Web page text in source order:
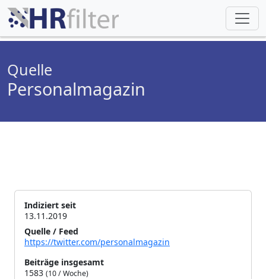
Quelle
Personalmagazin
Indiziert seit
13.11.2019
Quelle / Feed
https://twitter.com/personalmagazin
Beiträge insgesamt
1583 (10 / Woche)